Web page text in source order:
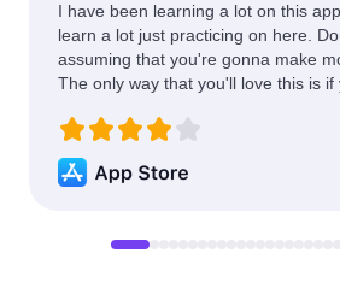
I have been learning a lot on this
learn a lot just practicing on here.
assuming that you're gonna make
The only way that you'll love this is if